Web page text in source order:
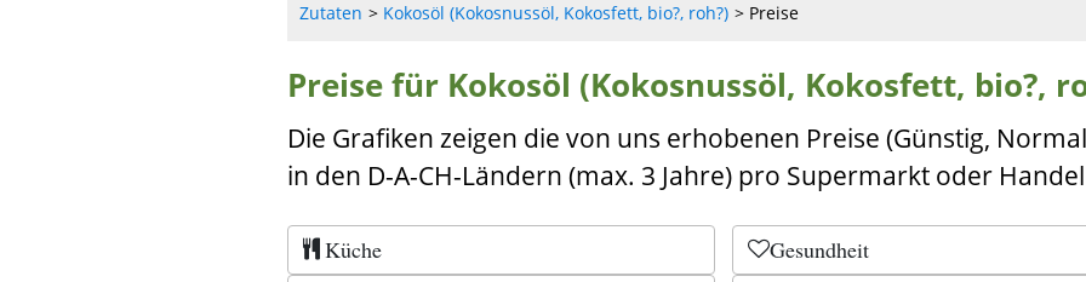
Zutaten Kokosöl (Kokosnussöl, Kokosfett, bio?, roh?) Preise
Preise für Kokosöl (Kokosnussöl, Kokosfett, bio?,
Die Grafiken zeigen die von uns erhobenen Preise (Günstig,
in den D-A-CH-Ländern (max. 3 Jahre) pro Supermarkt oder
Küche
Gesundheit